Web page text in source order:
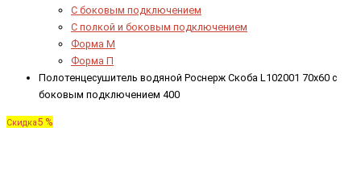
С боковым подключением
С полкой и боковым подключением
Форма М
Форма П
Полотенцесушитель водяной Роснерж Скоба L102001 70x60 с
боковым подключением 400
Скидка5 %